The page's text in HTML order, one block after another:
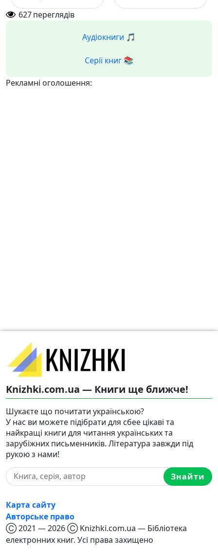
627переглядів
Аудіокниги 🎵
Серії книг 📚
Рекламні оголошення:
Knizhki.com.ua — Книги ще ближче!
Шукаєте що почитати українською?
У нас ви можете підібрати для сбее цікаві та
найкращі книги для читання українських та
зарубіжних письменників. Література завжди під
рукою з нами!
Знайти
Карта сайту
Авторське право
Ⓒ 2021 — 2026 Ⓒ Knizhki.com.ua — Бібліотека
електронних книг. Усі права захищено